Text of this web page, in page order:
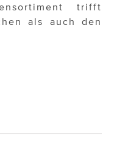
trifft
als auch den